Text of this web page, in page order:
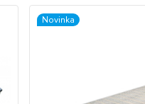
Novinka